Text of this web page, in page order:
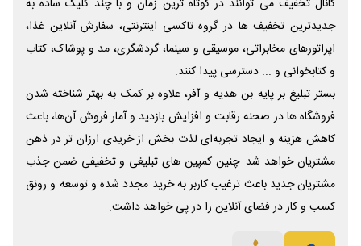
کانال تخفیف می توانند در کوتاه ترین زمان و با چند کلیک ساده به
جدیدترین تخفیف ها در گروه تاکسی اینترنتی، سفارش آنلاین غذا،
اپراتورهای مخابراتی، موسیقی و سینما، گردشگری، مد و پوشاک، کتاب
و کتابخوانی و ... دسترسی پیدا کنند.
بستر تبلیغ بر پایه بن هدیه و آفر، علاوه بر کمک به بهتر شناخته شدن
فروشگاه ها در صحنه رقابت و افزایش بازدید و آمار فروش آن‌ها، باعث
کاهش هزینه و ایجاد تجربه‌ای لذت بخش از خریدی ارزان تر در ذهن
مشتریان خواهد شد. چنین کمپین های تبلیغی و تخفیفی ضمن جذب
مشتریان جدید باعث ترغیب کاربر به خرید مجدد شده و توسعه و رونق
کسب و کار در فضای آنلاین را در پی خواهد داشت.